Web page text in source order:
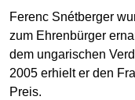
Ferenc Snétberger
zum Ehrenbürger
dem ungarischen
2005 erhielt er den
Preis.